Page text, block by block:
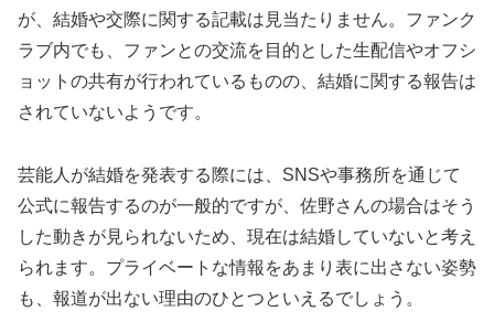
が、結婚や交際に関する記載は見当たりません。ファンク
ラブ内でも、ファンとの交流を目的とした生配信やオフシ
ョットの共有が行われているものの、結婚に関する報告は
されていないようです。
芸能人が結婚を発表する際には、SNSや事務所を通じて
公式に報告するのが一般的ですが、佐野さんの場合はそう
した動きが見られないため、現在は結婚していないと考え
られます。プライベートな情報をあまり表に出さない姿勢
も、報道が出ない理由のひとつといえるでしょう。